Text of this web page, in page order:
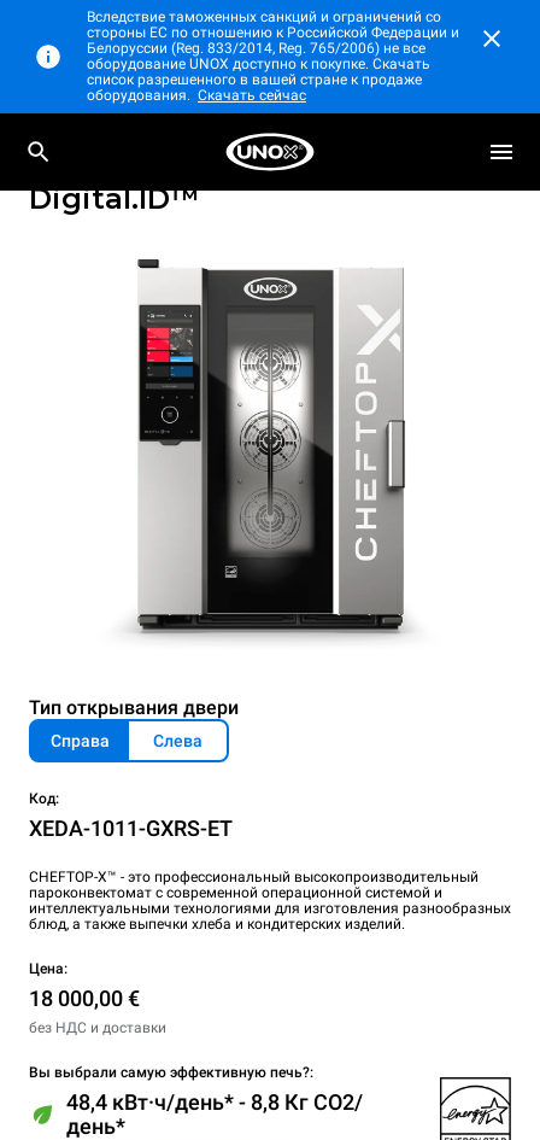
Вследствие таможенных санкций и ограничений со
стороны ЕС по отношению к Российской Федерации и
Белоруссии (Reg. 833/2014, Reg. 765/2006) не все
оборудование UNOX доступно к покупке. Скачать
список разрешенного в вашей стране к продаже
оборудования. Скачать сейчас
Профессиональный настольный
пароконвектомат
CHEFTOP-X™
Digital.ID™
Тип открывания двери
Справа Слева
Код:
XEDA-1011-GXRS-ET
CHEFTOP-X™ - это профессиональный высокопроизводительный
пароконвектомат с современной операционной системой и
интеллектуальными технологиями для изготовления разнообразных
блюд, а также выпечки хлеба и кондитерских изделий.
Цена:
18 000,00 €
без НДС и доставки
Вы выбрали самую эффективную печь?:
48,4 кВт·ч/день* - 8,8 Кг CO2/
день*